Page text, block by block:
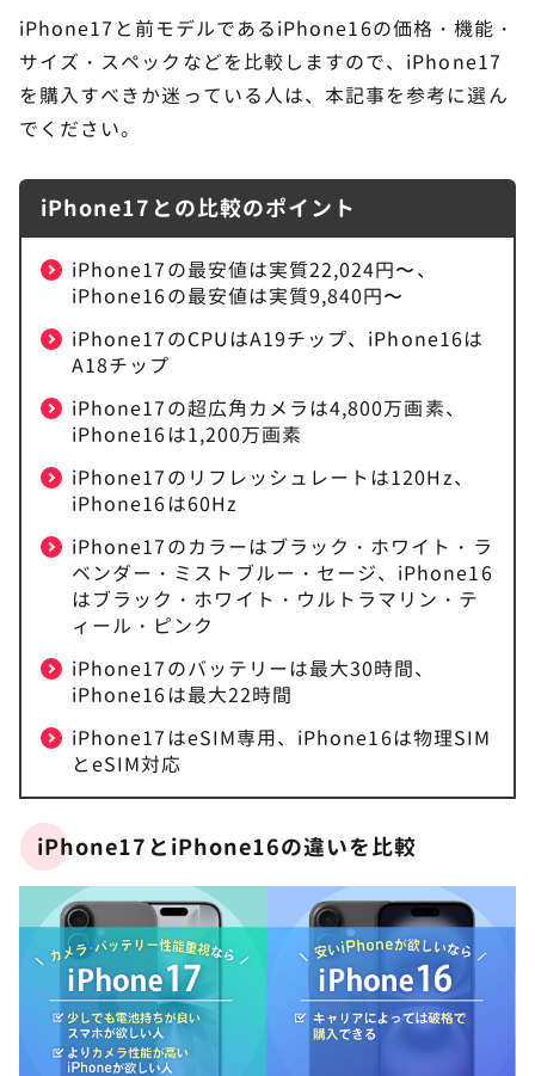
iPhone17と前モデルであるiPhone16の価格・機能・
サイズ・スペックなどを比較しますので、iPhone17
を購入すべきか迷っている人は、本記事を参考に選ん
でください。
iPhone17との比較のポイント
iPhone17の最安値は実質22,024円〜、
iPhone16の最安値は実質9,840円〜
iPhone17のCPUはA19チップ、iPhone16は
A18チップ
iPhone17の超広角カメラは4,800万画素、
iPhone16は1,200万画素
iPhone17のリフレッシュレートは120Hz、
iPhone16は60Hz
iPhone17のカラーはブラック・ホワイト・ラ
ベンダー・ミストブルー・セージ、iPhone16
はブラック・ホワイト・ウルトラマリン・テ
ィール・ピンク
iPhone17のバッテリーは最大30時間、
iPhone16は最大22時間
iPhone17はeSIM専用、iPhone16は物理SIM
とeSIM対応
iPhone17とiPhone16の違いを比較